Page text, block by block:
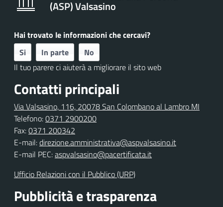
(ASP) Valsasino
Hai trovato le informazioni che cercavi?
Si
In parte
No
Il tuo parere ci aiuterà a migliorare il sito web
Contatti principali
Via Valsasino, 116, 20078 San Colombano al Lambro MI
Telefono:0371 2900200
Fax:0371 200342
E-mail:direzione.amministrativa@aspvalsasino.it
E-mail PEC:aspvalsasino@pacertificata.it
Ufficio Relazioni con il Pubblico (URP)
Pubblicità e trasparenza